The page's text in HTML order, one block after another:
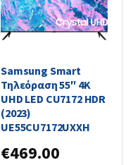
Samsung Smart
Τηλεόραση 55″ 4K
UHD LED CU7172 HDR
(2023)
UE55CU7172UXXH
€469.00